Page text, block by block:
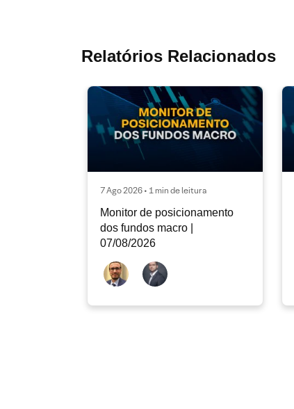
Relatórios Relacionados
7 Ago 2026 • 1 min de leitura
Monitor de posicionamento
dos fundos macro |
07/08/2026